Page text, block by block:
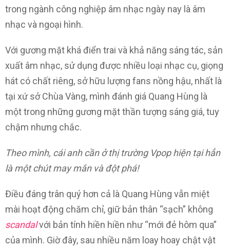
trong ngành công nghiệp âm nhạc ngày nay là âm
nhạc và ngoại hình.
Với gương mặt khá điển trai và khả năng sáng tác, sản
xuất âm nhạc, sử dụng được nhiều loại nhạc cụ, giọng
hát có chất riêng, sở hữu lượng fans nồng hậu, nhất là
tại xứ sở Chùa Vàng, mình đánh giá Quang Hùng là
một trong những gương mặt thần tượng sáng giá, tuy
chậm nhưng chắc.
Theo mình, cái anh cần ở thị trường Vpop hiện tại hẳn
là một chút may mắn và đột phá!
Điều đáng trân quý hơn cả là Quang Hùng vẫn miệt
mài hoạt động chăm chỉ, giữ bản thân “sạch” không
scandalvới bản tính hiền hiền như “mới đẻ hôm qua”
của mình. Giờ đây, sau nhiều năm loay hoay chật vật